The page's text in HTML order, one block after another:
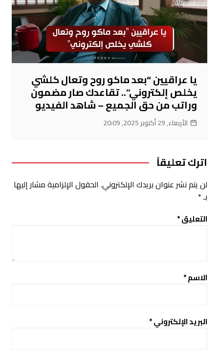
يا عراقيين “بعد ماكو روح وتعال كلشي
يخلص إلكتروني”.. تقاعدك صار مضمون
وراتب من حق الجميع – شاهد الفيديو
الأربعاء, 29 أكتوبر 2025, 20:09
اترك تعليقاً
لن يتم نشر عنوان بريدك الإلكتروني. الحقول الإلزامية مشار إليها
بـ*
التعليق*
الاسم*
البريد الإلكتروني*